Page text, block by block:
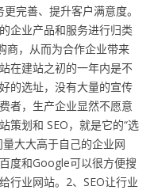
完善、提升客户满意度。
企业产品和服务进行归类
商，从而为合作企业带来
在建站之初的一年内是不
的选址，没有大量的宣传
者，生产企业显然不愿意
策划和 SEO，就是它的“选
大大高于自己的企业网
度和Google可以很方便搜
行业网站。2、SEO让行业